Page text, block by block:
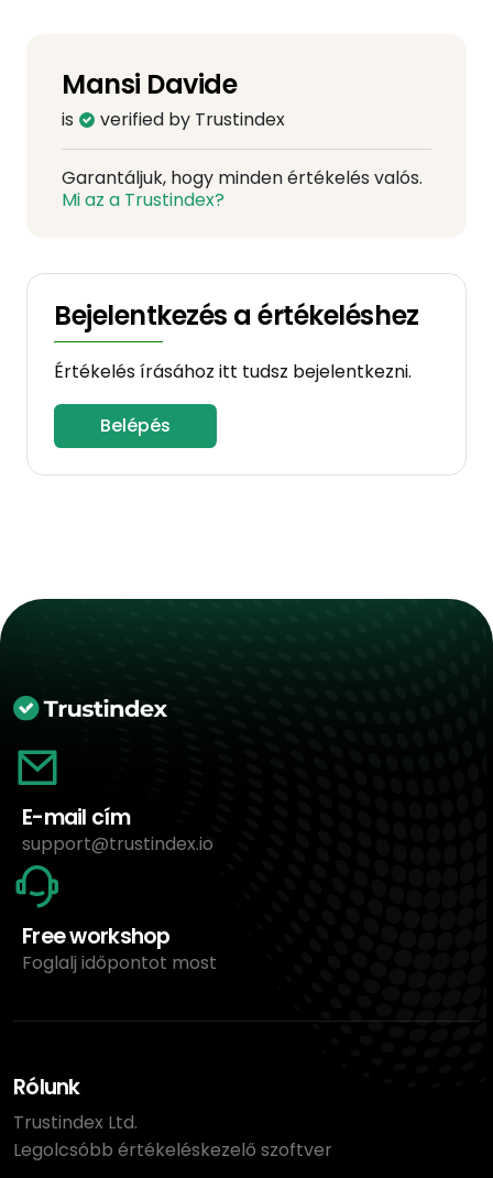
Mansi Davide
is verified by Trustindex
Garantáljuk, hogy minden értékelés valós.
Mi az a Trustindex?
Bejelentkezés a értékeléshez
Értékelés írásához itt tudsz bejelentkezni.
Belépés
E-mail cím
support@trustindex.io
Free workshop
Foglalj időpontot most
Rólunk
Trustindex Ltd.
Legolcsóbb értékeléskezelő szoftver